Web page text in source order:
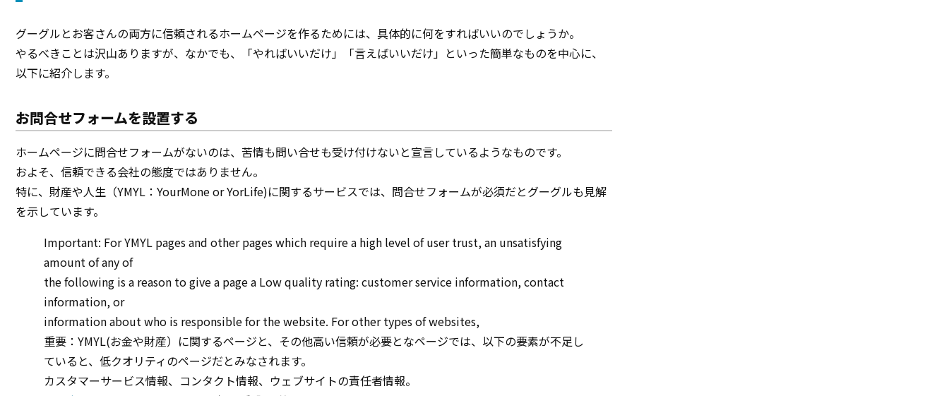
グーグルとお客さんの両方に信頼されるホームページを作るためには、具体的に何をすればいいのでしょうか。
やるべきことは沢山ありますが、なかでも、「やればいいだけ」「言えばいいだけ」といった簡単なものを中心に、
以下に紹介します。
お問合せフォームを設置する
ホームページに問合せフォームがないのは、苦情も問い合せも受け付けないと宣言しているようなものです。
およそ、信頼できる会社の態度ではありません。
特に、財産や人生（YMYL：YourMone or YorLife)に関するサービスでは、問合せフォームが必須だとグーグルも見解
を示しています。
Important: For YMYL pages and other pages which require a high level of user trust, an unsatisfying
amount of any of
the following is a reason to give a page a Low quality rating: customer service information, contact
information, or
information about who is responsible for the website. For other types of websites,
重要：YMYL(お金や財産）に関するページと、その他高い信頼が必要となページでは、以下の要素が不足し
ていると、低クオリティのページだとみなされます。
カスタマーサービス情報、コンタクト情報、ウェブサイトの責任者情報。